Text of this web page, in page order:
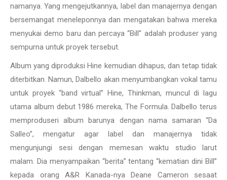
namanya. Yang mengejutkannya, label dan manajernya dengan
bersemangat meneleponnya dan mengatakan bahwa mereka
menyukai demo baru dan percaya “Bill” adalah produser yang
sempurna untuk proyek tersebut.
Album yang diproduksi Hine kemudian dihapus, dan tetap tidak
diterbitkan. Namun, Dalbello akan menyumbangkan vokal tamu
untuk proyek “band virtual” Hine, Thinkman, muncul di lagu
utama album debut 1986 mereka, The Formula. Dalbello terus
memproduseri album barunya dengan nama samaran “Da
Salleo”, mengatur agar label dan manajernya tidak
mengunjungi sesi dengan memesan waktu studio larut
malam. Dia menyampaikan “berita” tentang “kematian dini Bill”
kepada orang A&R Kanada-nya Deane Cameron sesaat